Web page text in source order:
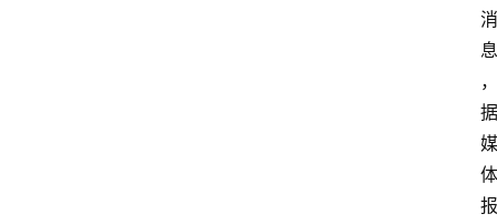
消
息
，
据
媒
体
报